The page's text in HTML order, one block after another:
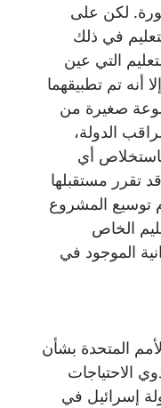
لكن على
في ذلك
التي عين
أنه تم تطبيقهما
صغيرة من
الدولة،
أي
تقرر مستقبلها
عدم توسيع المشروع
الخاص
الموجود في
الأمم المتحدة بشأن
الاحتياجات
إسرائيل في